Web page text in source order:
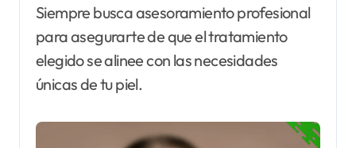
Siempre busca asesoramiento profesional
para asegurarte de que el tratamiento
elegido se alinee con las necesidades
únicas de tu piel.